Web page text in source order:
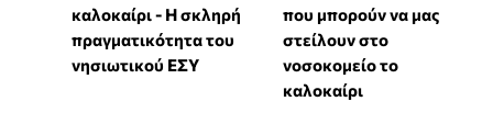
καλοκαίρι - Η σκληρή
πραγματικότητα του
νησιωτικού ΕΣΥ
που μπορούν να μας
στείλουν στο
νοσοκομείο το
καλοκαίρι